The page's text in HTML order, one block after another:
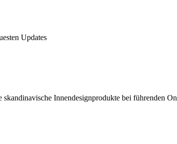
Updates
Innendesignprodukte bei führenden